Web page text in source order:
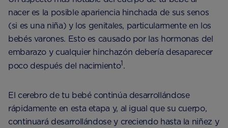
nacer es la posible apariencia hinchada de sus senos
(si es una niña) y los genitales, particularmente en los
bebés varones. Esto es causado por las hormonas del
embarazo y cualquier hinchazón debería desaparecer
poco después del nacimiento1.
El cerebro de tu bebé continúa desarrollándose
rápidamente en esta etapa y, al igual que su cuerpo,
continuará desarrollándose y creciendo hasta la niñez y